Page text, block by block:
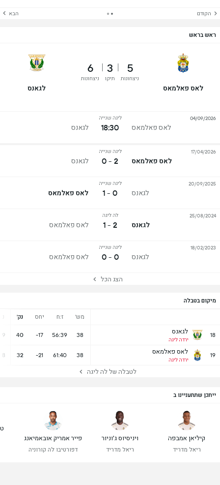
מיקום בטבלה
מש' ז:ח יחס נק' נ
18 לגאנס
ירדה ליגה
38
56:39
-17
40
9
19 לאס פאלמאס
ירדה ליגה
38
61:40
-21
32
8
לטבלה של לה ליגה
הקודם הבא
ראש בראש
לאס פאלמאס
5
ניצחונות
3
תיקו
6
ניצחונות
לגאנס
לאס פאלמאס
ליגה שנייה
18:30 לגאנס
04/09/2026
לאס פאלמאס
ליגה שנייה
2 - 0 לגאנס
17/04/2026
לגאנס
ליגה שנייה
0 - 1 לאס פאלמאס
20/09/2025
לגאנס
לה ליגה
2 - 1 לאס פאלמאס
25/08/2024
לגאנס
ליגה שנייה
0 - 0 לאס פאלמאס
18/02/2023
הצג הכל
ייתכן שתתעניינו ב
קיליאן אמבפה
ריאל מדריד
ויניסיוס ג׳וניור
ריאל מדריד
פייר אמריק אובאמיאנג
דפורטיבו לה קורוניה